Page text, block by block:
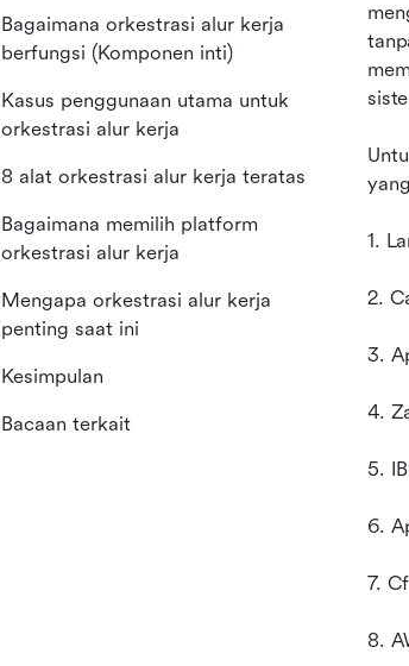
1.
2.
3.
4.
5.
6.
7.
8.
Bagaimana orkestrasi alur kerja
berfungsi (Komponen inti)
Kasus penggunaan utama untuk
orkestrasi alur kerja
8 alat orkestrasi alur kerja teratas
Bagaimana memilih platform
orkestrasi alur kerja
Mengapa orkestrasi alur kerja
penting saat ini
Kesimpulan
Bacaan terkait